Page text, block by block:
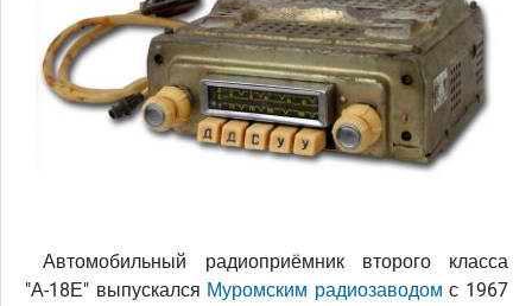
Автомобильный радиоприёмник второго класса
"А-18Е" выпускался Муромским радиозаводом с 1967